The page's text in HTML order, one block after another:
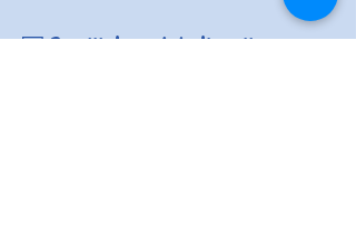
💌 Ben jij de match die wij